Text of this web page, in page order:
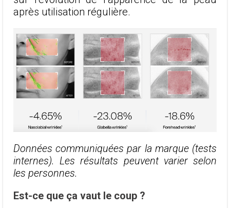
après utilisation régulière.
Données communiquées par la marque (tests
internes). Les résultats peuvent varier selon
les personnes.
Est-ce que ça vaut le coup ?